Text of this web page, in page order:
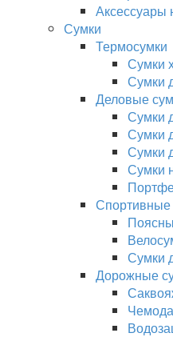
Аксессуары
Сумки
Термосумки
Сумки
Сумки
Деловые
Сумки
Сумки
Сумки
Сумки
Спортивные
Сумки
Дорожные